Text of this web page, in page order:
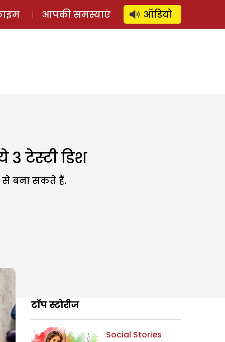
लॉग इन ⚲ SUBSCRIBE
आपकी समस्याएं ऑडियो
टेस्टी डिश
से बना सकते हैं.
टॉप स्टोरीज
Social Stories